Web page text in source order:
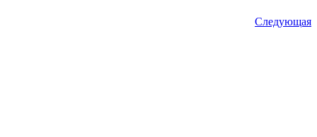
Следующая